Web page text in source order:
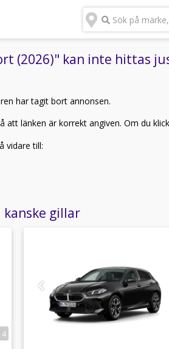
Sök på
(2026)" kan inte hittas
har tagit bort annonsen.
att länken är korrekt angiven. Om du
vidare till:
kanske gillar
4